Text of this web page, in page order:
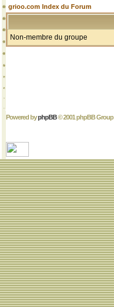
grioo.com Index du Forum
Non-membre du groupe
Powered byphpBB© 2001 phpBB Group